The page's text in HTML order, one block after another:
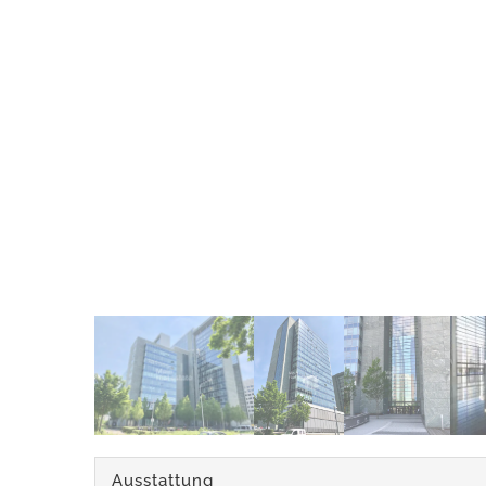
Ausstattung